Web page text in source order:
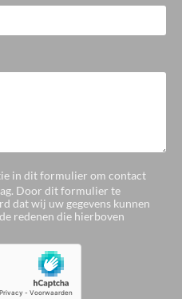
in dit formulier om contact
Door dit formulier te
dat wij uw gegevens kunnen
redenen die hierboven